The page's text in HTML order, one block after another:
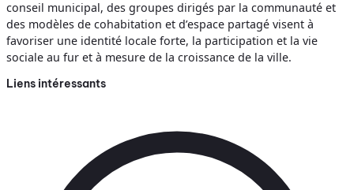
conseil municipal, des groupes dirigés par la communauté et
des modèles de cohabitation et d’espace partagé visent à
favoriser une identité locale forte, la participation et la vie
sociale au fur et à mesure de la croissance de la ville.
Liens intéressants